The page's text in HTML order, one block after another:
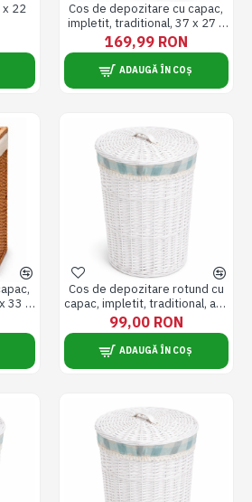
x 22
Cos de depozitare cu capac,
impletit, traditional, 37 x 27 x
47 cm
169,99 RON
ADAUGĂ ÎN COȘ
33 x
Cos de depozitare rotund cu
capac, impletit, traditional, alb,
29 x 38 cm
99,00 RON
ADAUGĂ ÎN COȘ